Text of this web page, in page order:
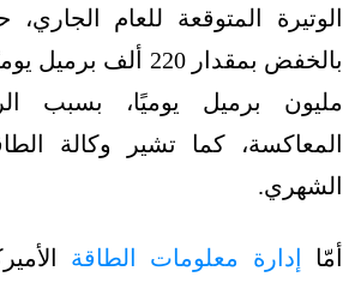
الوتيرة المتوقعة للعام الجاري،
مليون برميل يوميًا، بسبب
المعاكسة، كما تشير وكالة
الشهري.
أمّا إدارة معلومات الطاقة